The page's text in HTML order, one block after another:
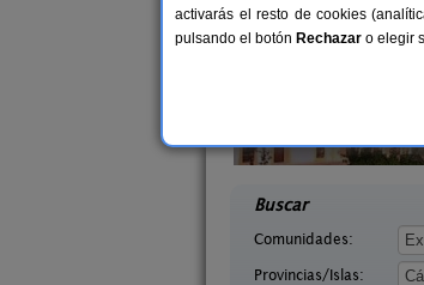
28 €
Buscar
Comunidades:
Provincias/Islas:
activarás el resto de cookies
pulsando el botón Rechazar o elegir